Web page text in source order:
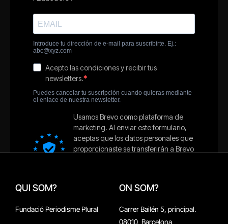
QUI SOM?
Fundació Periodisme Plural
ON SOM?
Carrer Bailén 5, principal.
08010, Barcelona